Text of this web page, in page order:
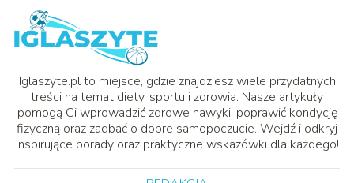
Iglaszyte.pl to miejsce, gdzie znajdziesz wiele przydatnych
treści na temat diety, sportu i zdrowia. Nasze artykuły
pomogą Ci wprowadzić zdrowe nawyki, poprawić kondycję
fizyczną oraz zadbać o dobre samopoczucie. Wejdź i odkryj
inspirujące porady oraz praktyczne wskazówki dla każdego!